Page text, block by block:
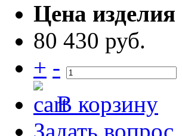
Цена изделия
80 430 руб.
+ -
В корзину